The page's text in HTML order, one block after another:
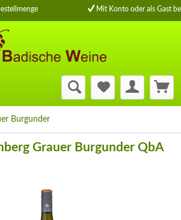
Mit Konto oder als Gast
Burgunder
Grauer Burgunder QbA